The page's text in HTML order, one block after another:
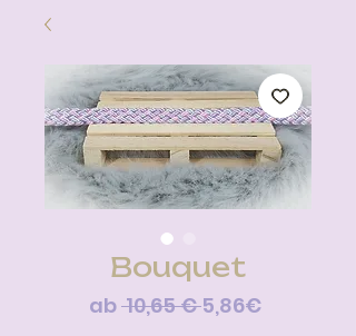
Bouquet
ab 10,65 € Standardpreis
5,86€Sale-